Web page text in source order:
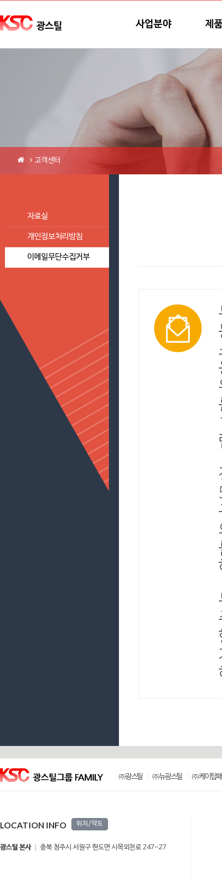
메뉴바로가기
사업분야 제
자료실
개인정보처리방침
이메일무단수집거부
고객센터
㈜광스틸 ㈜뉴광스틸 ㈜케이탑
LOCATION INFO 위치/약도
광스틸 본사 충북 청주시 서원구 현도면 시목외천로 247-27